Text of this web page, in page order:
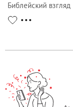
Библейский взгляд